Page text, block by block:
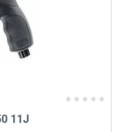
11J